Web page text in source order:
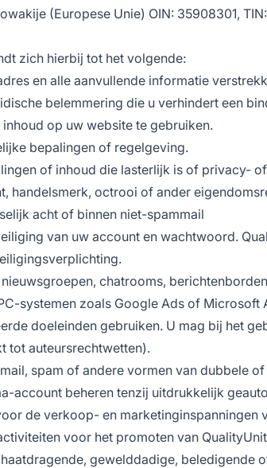
(Europese Unie) OIN: 35908301,
zich hierbij tot het volgende:
en alle aanvullende informatie
belemmering die u verhindert een
op uw website te gebruiken.
bepalingen of regelgeving.
of inhoud die lasterlijk is of privacy-
handelsmerk, octrooi of ander
acht of binnen niet-spammail
van uw account en wachtwoord.
chatrooms,
systemen zoals Google Ads of
doeleinden gebruiken. U mag bij het
tot auteursrechtwetten).
spam of andere vormen van dubbele
account beheren tenzij uitdrukkelijk
de verkoop- en
voor het promoten van
gewelddadige, beledigende